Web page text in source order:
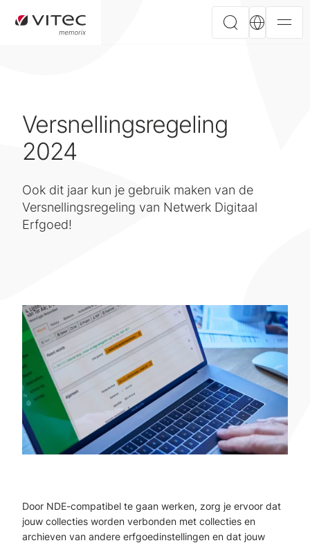
Versnellingsregeling
2024
Ook dit jaar kun je gebruik maken van de
Versnellingsregeling van Netwerk Digitaal
Erfgoed!
Door NDE-compatibel te gaan werken, zorg je ervoor dat
jouw collecties worden verbonden met collecties en
archieven van andere erfgoedinstellingen en dat jouw